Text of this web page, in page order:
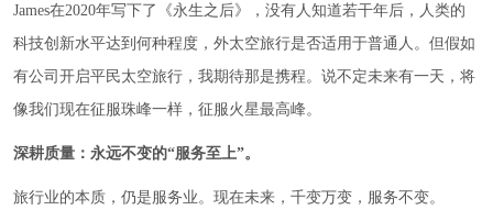
James在2020年写下了《永生之后》，没有人知道若干年后，人类的
科技创新水平达到何种程度，外太空旅行是否适用于普通人。但假如
有公司开启平民太空旅行，我期待那是携程。说不定未来有一天，将
像我们现在征服珠峰一样，征服火星最高峰。
深耕质量：永远不变的“服务至上”。
旅行业的本质，仍是服务业。现在未来，千变万变，服务不变。